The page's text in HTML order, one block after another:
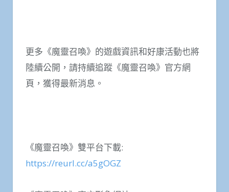
更多《魔靈召喚》的遊戲資訊和好康活動也將
陸續公開，請持續追蹤《魔靈召喚》官方網
頁，獲得最新消息。
《魔靈召喚》雙平台下載:
https://reurl.cc/a5gOGZ